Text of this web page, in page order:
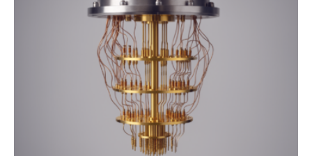
werden schnell weiterentwickelt. Dies ist der Alltag in
der Forschung der Quantentheorie, die dieses Jahr 100
Jahre alt geworden ist, weshalb die UNESCO 2025 zum
Internationalen Jahr der Quantenwissenschaft und -
technologie ausgerufen hat. Doch nun hat eine
internationale Forschungsgruppe um den